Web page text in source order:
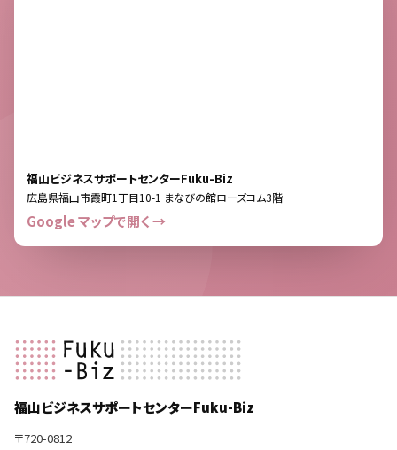
福山ビジネスサポートセンターFuku-Biz
広島県福山市霞町1丁目10-1 まなびの館ローズコム3階
Google マップで開く →
福山ビジネスサポートセンターFuku-Biz
〒720-0812